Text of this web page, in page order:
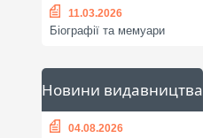
11.03.2026
Біографії та мемуари
Новини видавництва
04.08.2026